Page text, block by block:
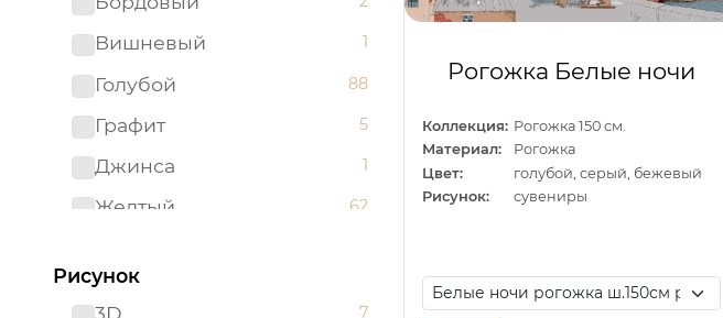
Вишневый 1
Голубой 88
Графит 5
Джинса 1
Желтый 62
Золотистый
Рисунок
7
Рогожка Белые ночи
Коллекция: Рогожка 150 см.
Материал:
Рогожка
Цвет:
голубой, серый, бежевый
Рисунок:
сувениры